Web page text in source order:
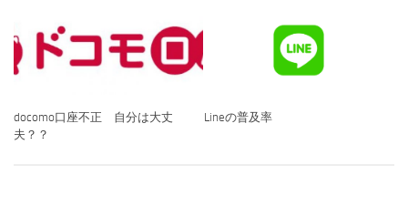
docomo口座不正 自分は大丈
夫？？
Lineの普及率